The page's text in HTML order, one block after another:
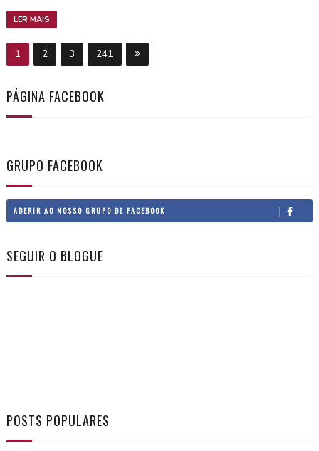
LER MAIS
1 2 3 241
PÁGINA FACEBOOK
GRUPO FACEBOOK
ADERIR AO NOSSO GRUPO DE FACEBOOK
SEGUIR O BLOGUE
POSTS POPULARES